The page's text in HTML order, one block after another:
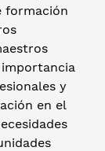
formación
y
en el